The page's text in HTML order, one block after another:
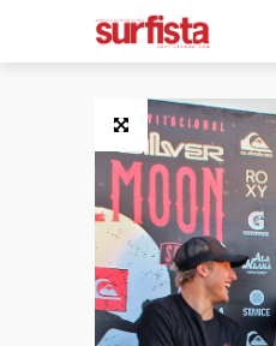
REVISTA DIGITAL
SECCIONES
ENTREVISTAS